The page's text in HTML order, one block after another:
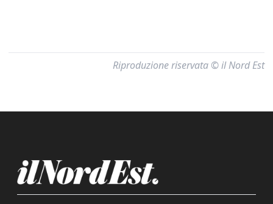
Riproduzione riservata © il Nord Est